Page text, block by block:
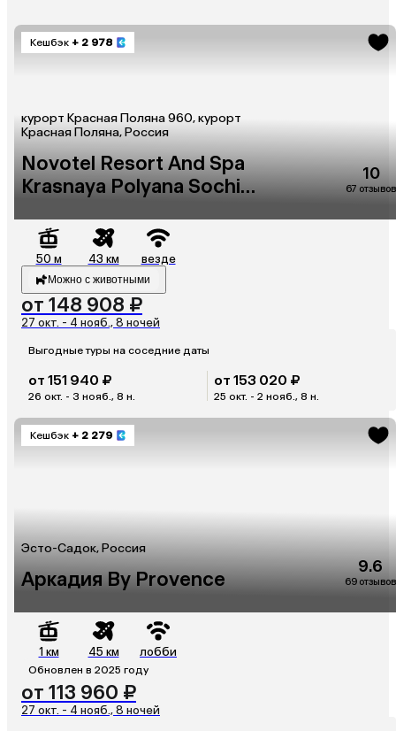
Кешбэк + 2 978
курорт Красная Поляна 960, курорт
Красная Поляна, Россия
Novotel Resort And Spa
Krasnaya Polyana Sochi
10
67 отзывов
50 м 43 км везде
Можно с животными
от 148 908 ₽
27 окт. - 4 нояб., 8 ночей
Выгодные туры на соседние даты
от 151 940 ₽
26 окт. - 3 нояб., 8 н.
от 153 020 ₽
25 окт. - 2 нояб., 8 н.
Кешбэк + 2 279
Эсто-Садок, Россия
Аркадия By Provence
9.6
69 отзывов
1 км 45 км лобби
Обновлен в 2025 году
от 113 960 ₽
27 окт. - 4 нояб., 8 ночей